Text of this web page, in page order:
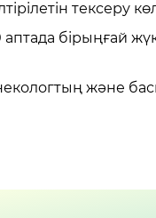
тексеру
аптада бірыңғай
және